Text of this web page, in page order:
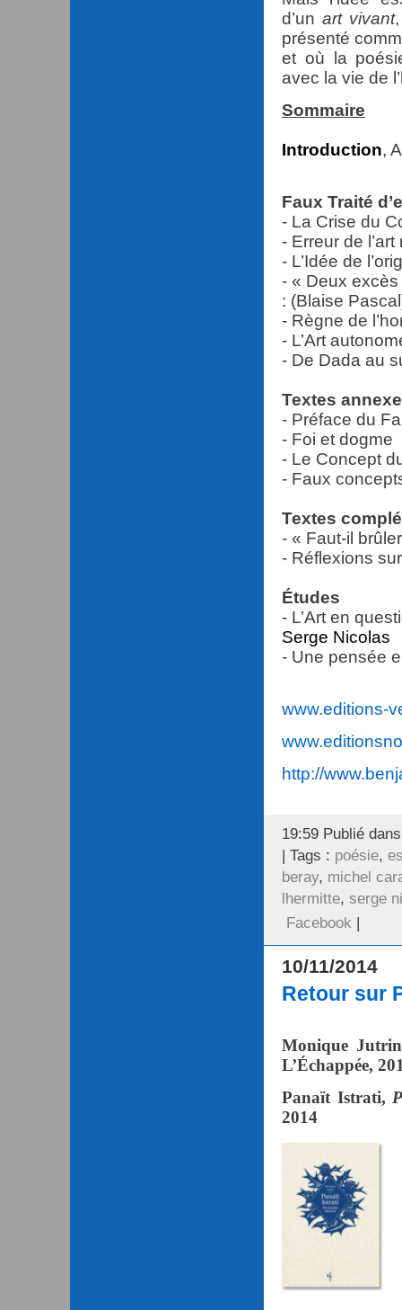
d’un art vivant
présenté
et où la
avec la vie de
Sommaire
Introduction,
Faux Traité
- La Crise du
- Erreur de
- L’Idée de
- « Deux excès
: (Blaise
- Règne de
- L’Art
- De Dada au
Textes
- Préface du
- Foi et dogme
- Le Concept
- Faux
Textes
- « Faut-il
- Réflexions
Études
- L’Art en
Serge Nicolas
- Une pensée
www.editions-
http://
19:59 Publié
| Tags : poésie,
beray, michel
lhermitte, serge
Facebook |
10/11/2014
Retour sur
Monique
L’Échappée,
Panaït Istrati,
2014